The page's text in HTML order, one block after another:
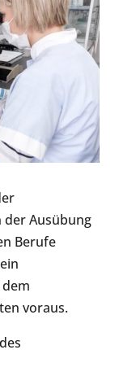
der Ausübung
Berufe
voraus.